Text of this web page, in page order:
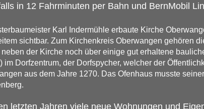
in 12 Fahrminuten per Bahn und BernMobil
Karl Indermühle erbaute Kirche
sichtbar. Zum Kirchenkreis Oberwangen gehören
der Kirche noch über einige gut erhaltene
im Dorfzentrum, der Dorfspycher, welcher der
aus dem Jahre 1270. Das Ofenhaus musste
letzten Jahren viele neue Wohnungen und